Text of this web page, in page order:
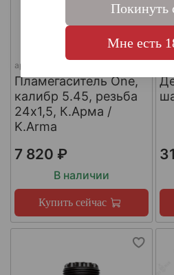
арт.
Пламегаситель One,
калибр 5.45, резьба
24х1,5, К.Арма /
K.Arma
7 820 ₽
В наличии
Купить сейчас
Покинуть
Мне есть